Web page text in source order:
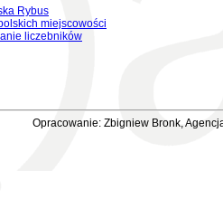
Rybus
miejscowości
liczebników
Opracowanie: Zbigniew Bronk,